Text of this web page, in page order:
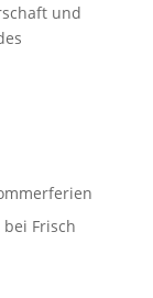
und
Frisch